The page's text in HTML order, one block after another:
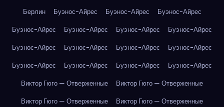
Берлин
Буэнос-Айрес Буэнос-Айрес
Буэнос-Айрес
Буэнос-Айрес
Буэнос-Айрес Буэнос-Айрес
Буэнос-Айрес
Буэнос-Айрес
Буэнос-Айрес Буэнос-Айрес
Буэнос-Айрес
Буэнос-Айрес
Буэнос-Айрес Буэнос-Айрес
Буэнос-Айрес
Виктор Гюго — Отверженные
Виктор Гюго — Отверженные
Виктор Гюго — Отверженные
Виктор Гюго — Отверженные